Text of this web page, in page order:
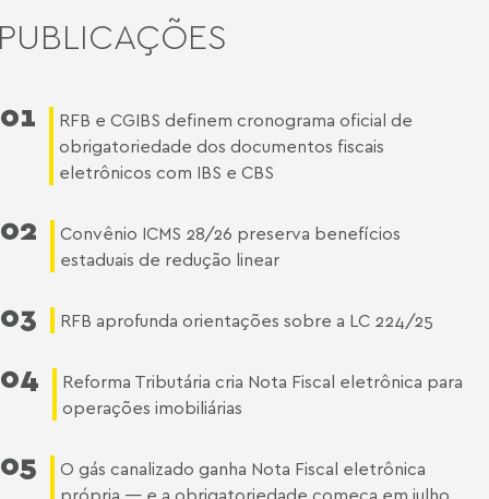
01
RFB e CGIBS definem cronograma oficial de
obrigatoriedade dos documentos fiscais
eletrônicos com IBS e CBS
02
Convênio ICMS 28/26 preserva benefícios
estaduais de redução linear
03 RFB aprofunda orientações sobre a LC 224/25
04
Reforma Tributária cria Nota Fiscal eletrônica para
operações imobiliárias
05
O gás canalizado ganha Nota Fiscal eletrônica